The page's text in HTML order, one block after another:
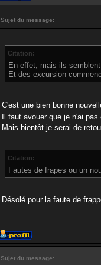
Sujet du message:
Citation:
En effet, mais ils
Et des excursion
C'est une bien bonne
Il faut avouer que je n'ai
Mais bientôt je serai de
Citation:
Fautes de frapes ou un
Désolé pour la faute de
Sujet du message: